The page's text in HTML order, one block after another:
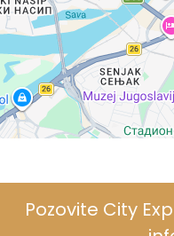
Pozovite City